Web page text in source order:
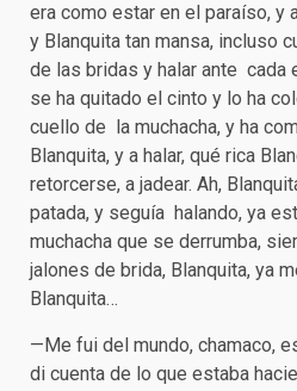
era como estar en el paraíso,
y Blanquita tan mansa, incluso
de las bridas y halar ante cada
se ha quitado el cinto y lo ha
cuello de la muchacha, y ha
Blanquita, y a halar, qué rica
retorcerse, a jadear. Ah,
patada, y seguía halando, ya
muchacha que se derrumba,
jalones de brida, Blanquita, ya
Blanquita…
—Me fui del mundo, chamaco,
di cuenta de lo que estaba